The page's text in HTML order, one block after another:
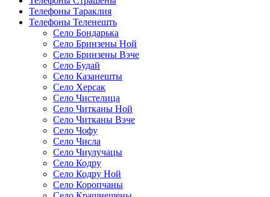
Телефоны Тараклия
Телефоны Теленешть
Село Бондарька
Село Бринзены Ной
Село Бринзены Вэче
Село Будай
Село Казанешты
Село Херсак
Село Чистелица
Село Читканы Ной
Село Читканы Вэче
Село Чофу
Село Числа
Село Чиулучацы
Село Кодру
Село Кодру Ной
Село Коропчаны